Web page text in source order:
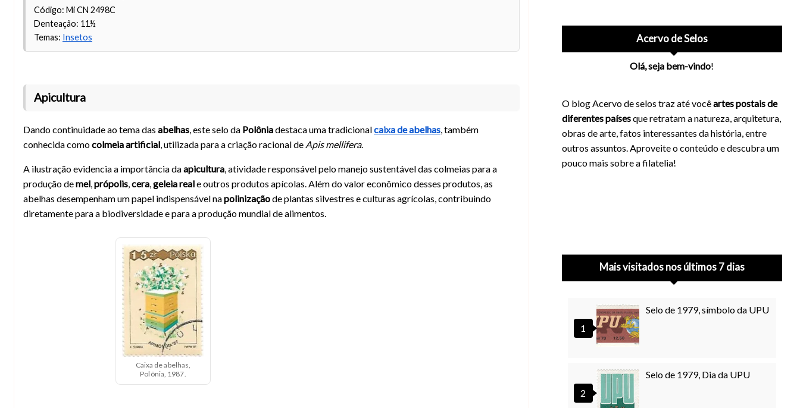
Código: Mi CN 2498C
Denteação: 11½
Temas: Insetos
Apicultura
Dando continuidade ao tema das abelhas, este selo da Polôniadestaca uma tradicionalcaixa de abelhas, também
conhecida comocolmeia artificial, utilizada para a criação racional de Apis mellifera.
A ilustração evidencia a importância daapicultura, atividade responsável pelo manejo sustentável das colmeias para a
produção demel,própolis,cera,geleia reale outros produtos apícolas. Além do valor econômico desses produtos, as
abelhas desempenham um papel indispensável napolinizaçãode plantas silvestres e culturas agrícolas, contribuindo
diretamente para a biodiversidade e para a produção mundial de alimentos.
Caixa de abelhas,
Polônia, 1987.
Acervo de Selos
Olá, seja bem-vindo!
O blog Acervo de selos traz até vocêartes postais de
diferentes paísesque retratam a natureza, arquitetura,
obras de arte, fatos interessantes da história, entre
outros assuntos. Aproveite o conteúdo e descubra um
pouco mais sobre a filatelia!
Mais visitados nos últimos 7 dias
Selo de 1979, símbolo da UPU
Selo de 1979, Dia da UPU